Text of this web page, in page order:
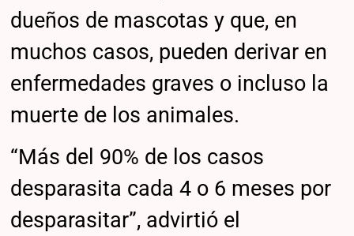
dueños de mascotas y que, en
muchos casos, pueden derivar en
enfermedades graves o incluso la
muerte de los animales.
“Más del 90% de los casos
desparasita cada 4 o 6 meses por
desparasitar”, advirtió el